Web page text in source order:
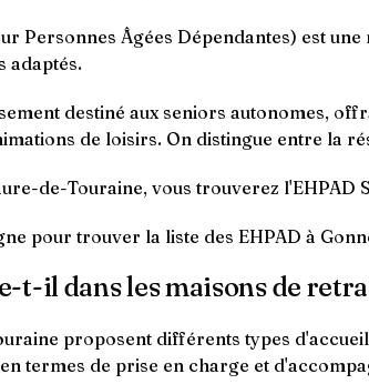
Personnes Âgées Dépendantes) est
adaptés.
destiné aux seniors autonomes,
de loisirs. On distingue entre la
de-Touraine, vous trouverez
pour trouver la liste des EHPAD à
t-il dans les maisons de
proposent différents types
termes de prise en charge et